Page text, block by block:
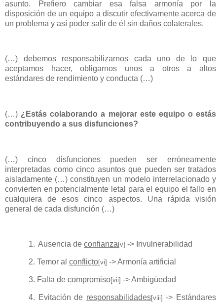
asunto. Prefiero cambiar esa falsa armonía por la
disposición de un equipo a discutir efectivamente acerca de
un problema y así poder salir de él sin daños colaterales.
(…) debemos responsabilizarnos cada uno de lo que
aceptamos hacer, obligarnos unos a otros a altos
estándares de rendimiento y conducta (…)
(…) ¿Estás colaborando a mejorar este equipo o estás
contribuyendo a sus disfunciones?
(…) cinco disfunciones pueden ser erróneamente
interpretadas como cinco asuntos que pueden ser tratados
aisladamente (…) constituyen un modelo interrelacionado y
convierten en potencialmente letal para el equipo el fallo en
cualquiera de esos cinco aspectos. Una rápida visión
general de cada disfunción (…)
1. Ausencia de confianza [v] -> Invulnerabilidad
2. Temor al conflicto[vi] -> Armonía artificial
3. Falta de compromiso[vii] -> Ambigüedad
4. Evitación de responsabilidades[viii] -> Estándares